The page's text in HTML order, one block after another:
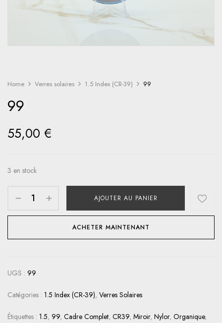
Home Verres solaires 1.5 Index (CR-39) 99
99
55,00 €
3 en stock
AJOUTER AU PANIER
ACHETER MAINTENANT
UGS : 99
Catégories : 1.5 Index (CR-39), Verres Solaires
Étiquettes : 1.5, 99, Cadre Complet, CR39, Miroir, Nylor, Organique,